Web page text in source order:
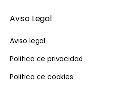
Aviso Legal
Aviso legal
Política de privacidad
Política de cookies